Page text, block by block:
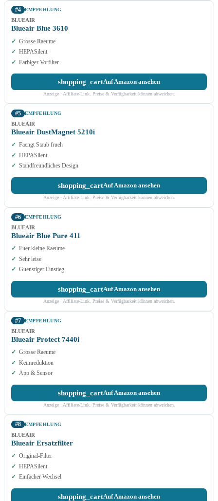
#4 EMPFEHLUNG
BLUEAIR
Blueair Blue 3610
Grosse Raeume
HEPASilent
Farbiger Vorfilter
shopping_cartAuf Amazon ansehen
Anzeige · Affiliate-Link. Preise & Verfügbarkeit können abweichen.
#5 EMPFEHLUNG
BLUEAIR
Blueair DustMagnet 5210i
Faengt Staub frueh
HEPASilent
Standfreundliches Design
shopping_cartAuf Amazon ansehen
Anzeige · Affiliate-Link. Preise & Verfügbarkeit können abweichen.
#6 EMPFEHLUNG
BLUEAIR
Blueair Blue Pure 411
Fuer kleine Raeume
Sehr leise
Guenstiger Einstieg
shopping_cartAuf Amazon ansehen
Anzeige · Affiliate-Link. Preise & Verfügbarkeit können abweichen.
#7 EMPFEHLUNG
BLUEAIR
Blueair Protect 7440i
Grosse Raeume
Keimreduktion
App & Sensor
shopping_cartAuf Amazon ansehen
Anzeige · Affiliate-Link. Preise & Verfügbarkeit können abweichen.
#8 EMPFEHLUNG
BLUEAIR
Blueair Ersatzfilter
Original-Filter
HEPASilent
Einfacher Wechsel
shopping_cartAuf Amazon ansehen